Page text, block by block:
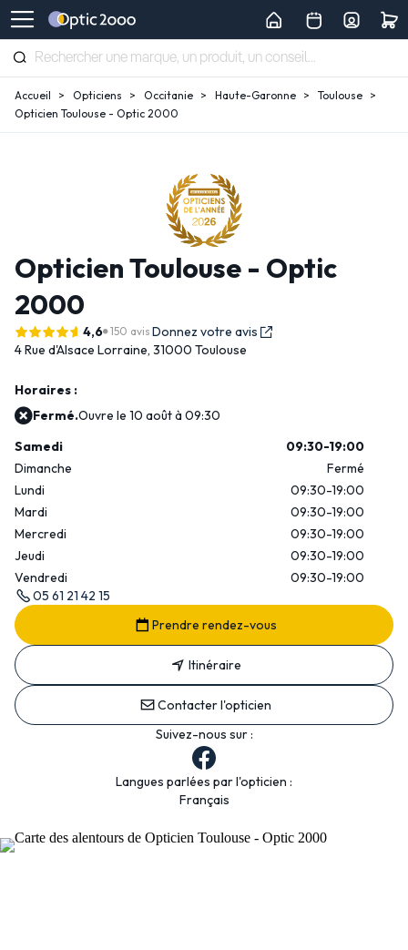
Accueil Opticiens Occitanie Haute-Garonne
Toulouse
Opticien Toulouse - Optic 2000
Opticien Toulouse - Optic
2000
4,6 150 avis Donnez votre avis
4 Rue d'Alsace Lorraine, 31000 Toulouse
Horaires :
Fermé.Ouvre le 10 août à 09:30
Samedi
09:30-19:00
Dimanche
Fermé
Lundi
09:30-19:00
Mardi
09:30-19:00
Mercredi
09:30-19:00
Jeudi
09:30-19:00
Vendredi
09:30-19:00
05 61 21 42 15
Prendre rendez-vous
Itinéraire
Contacter l'opticien
Suivez-nous sur :
Langues parlées par l'opticien :
Français